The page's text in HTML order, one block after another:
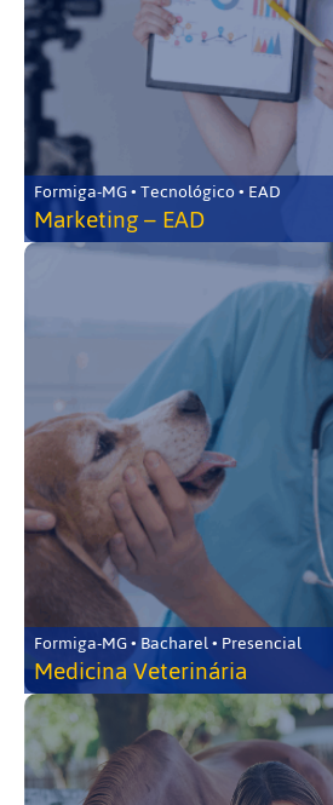
Formiga-MG • Tecnológico • EAD
Marketing – EAD
Formiga-MG • Bacharel • Presencial
Medicina Veterinária